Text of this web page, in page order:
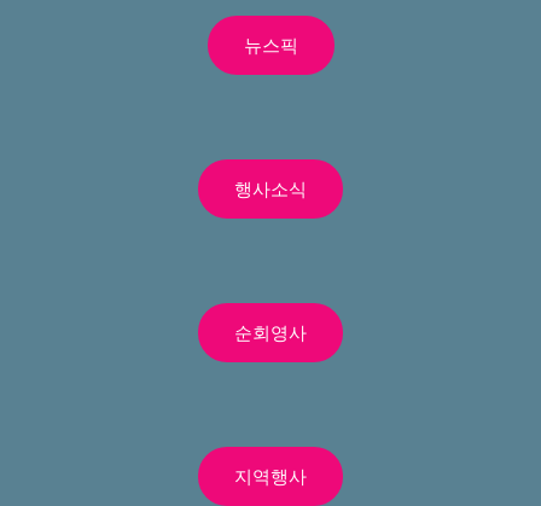
뉴스픽
행사소식
순회영사
지역행사